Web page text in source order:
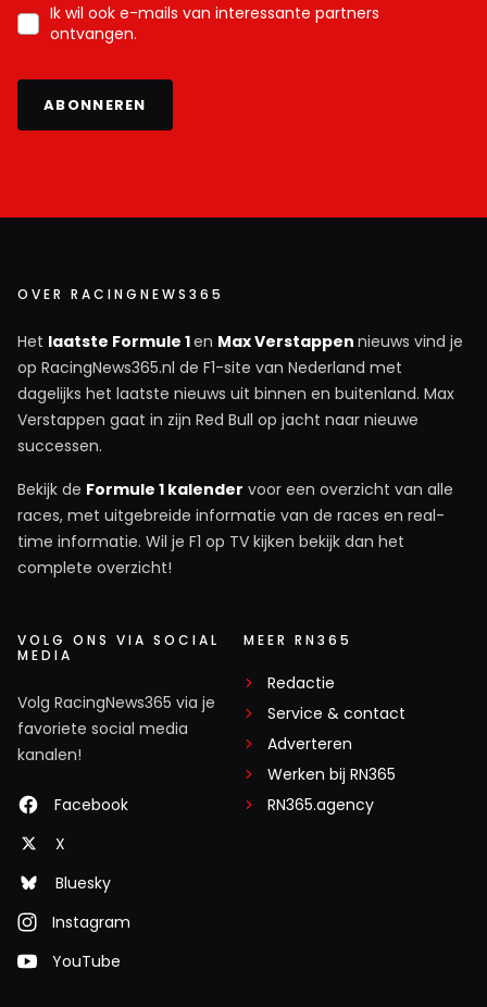
Ik wil ook e-mails van interessante partners
ontvangen.
ABONNEREN
OVER RACINGNEWS365
Het laatste Formule 1en Max Verstappen nieuws vind je
op RacingNews365.nl de F1-site van Nederland met
dagelijks het laatste nieuws uit binnen en buitenland. Max
Verstappen gaat in zijn Red Bull op jacht naar nieuwe
successen.
Bekijk de Formule 1 kalender voor een overzicht van alle
races, met uitgebreide informatie van de races en real-
time informatie. Wil je F1 op TV kijken bekijk dan het
complete overzicht!
VOLG ONS VIA SOCIAL
MEDIA
Volg RacingNews365 via je
favoriete social media
kanalen!
Facebook
X
Bluesky
Instagram
YouTube
MEER RN365
Redactie
Service & contact
Adverteren
Werken bij RN365
RN365.agency